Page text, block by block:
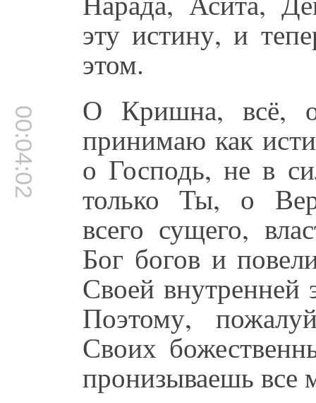
эту истину, и
этом.
00:04:02 О Кришна, всё,
принимаю как
о Господь, не в
только Ты, о
всего сущего,
Бог богов и
Своей
Поэтому,
Своих
пронизываешь все